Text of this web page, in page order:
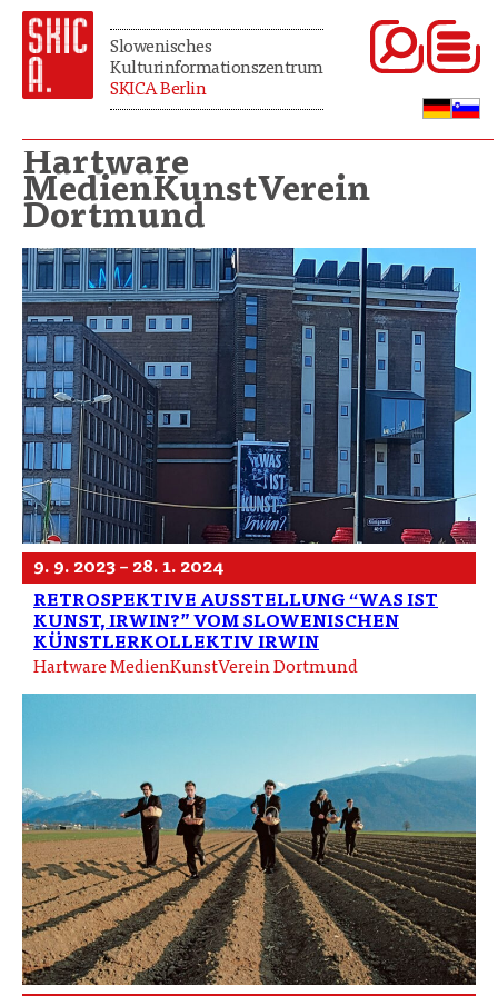
Slowenisches
Kulturinformationszentrum
SKICA Berlin
Hartware
MedienKunstVerein
Dortmund
9. 9. 2023 – 28. 1. 2024
RETROSPEKTIVE AUSSTELLUNG “WAS IST
KUNST, IRWIN?” VOM SLOWENISCHEN
KÜNSTLERKOLLEKTIV IRWIN
Hartware MedienKunstVerein Dortmund